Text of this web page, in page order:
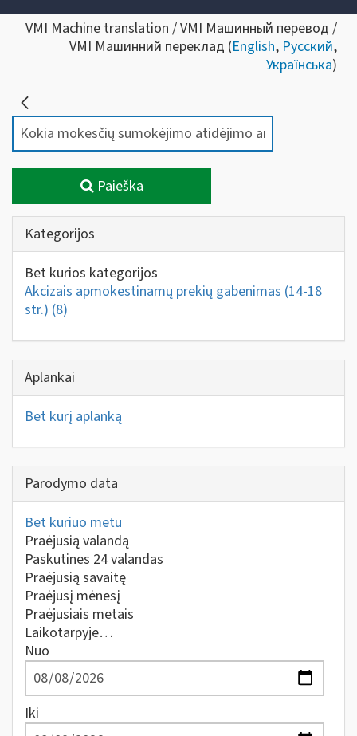
VMI Machine translation / VMI Машинный перевод /
VMI Машинний переклад (English, Русский,
Українська)
Paieška
Kategorijos
Bet kurios kategorijos
Akcizais apmokestinamų prekių gabenimas (14-18
str.) (8)
Aplankai
Bet kurį aplanką
Parodymo data
Bet kuriuo metu
Praėjusią valandą
Paskutines 24 valandas
Praėjusią savaitę
Praėjusį mėnesį
Praėjusiais metais
Laikotarpyje…
Nuo
Iki